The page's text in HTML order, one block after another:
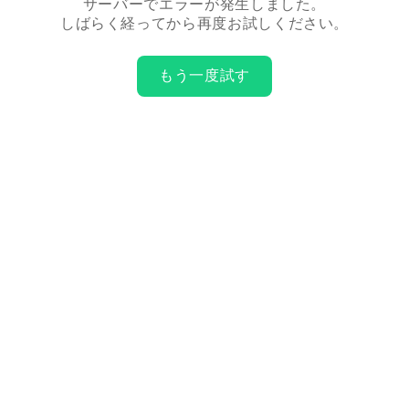
サーバーでエラーが発生しました。
しばらく経ってから再度お試しください。
もう一度試す